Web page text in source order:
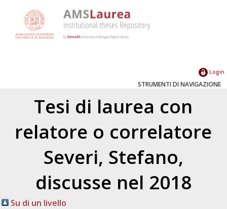
Login
STRUMENTI DI NAVIGAZIONE
Tesi di laurea con
relatore o correlatore
Severi, Stefano,
discusse nel 2018
Su di un livello